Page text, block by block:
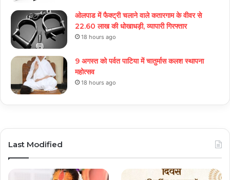
ओलपाड में फैक्ट्री चलाने वाले कतारगाम के वीवर से
22.60 लाख की धोखाधड़ी, व्यापारी गिरफ्तार
18 hours ago
9 अगस्त को पर्वत पाटिया में चातुर्मास कलश स्थापना
महोत्सव
18 hours ago
Last Modified